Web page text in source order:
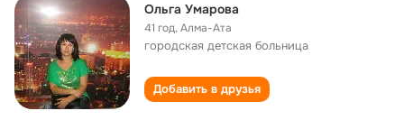
Ольга Умарова
41 год,Алма-Ата
городская детская больница
Добавить в друзья